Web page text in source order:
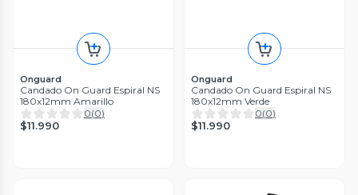
Onguard
Candado On Guard Espiral NS
180x12mm Amarillo
0(0)
$11.990
Onguard
Candado On Guard Espiral NS
180x12mm Verde
0(0)
$11.990